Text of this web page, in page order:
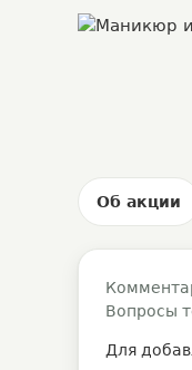
Об акции
Вопросы
Для